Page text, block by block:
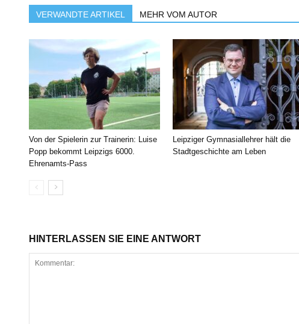
VERWANDTE ARTIKEL MEHR VOM AUTOR
Von der Spielerin zur Trainerin: Luise
Popp bekommt Leipzigs 6000.
Ehrenamts-Pass
Leipziger Gymnasiallehrer hält die
Stadtgeschichte am Leben
HINTERLASSEN SIE EINE ANTWORT